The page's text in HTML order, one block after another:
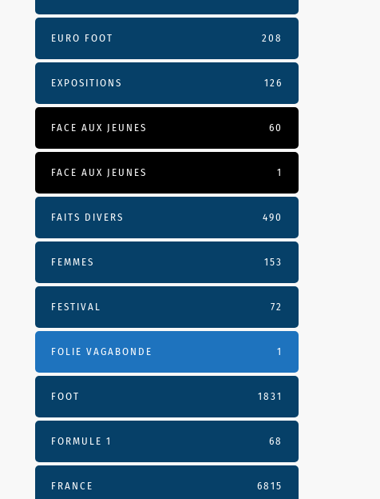
EURO FOOT 208
EXPOSITIONS 126
FACE AUX JEUNES 60
FACE AUX JEUNES 1
FAITS DIVERS 490
FEMMES 153
FESTIVAL 72
FOLIE VAGABONDE 1
FOOT 1831
FORMULE 1 68
FRANCE 6815